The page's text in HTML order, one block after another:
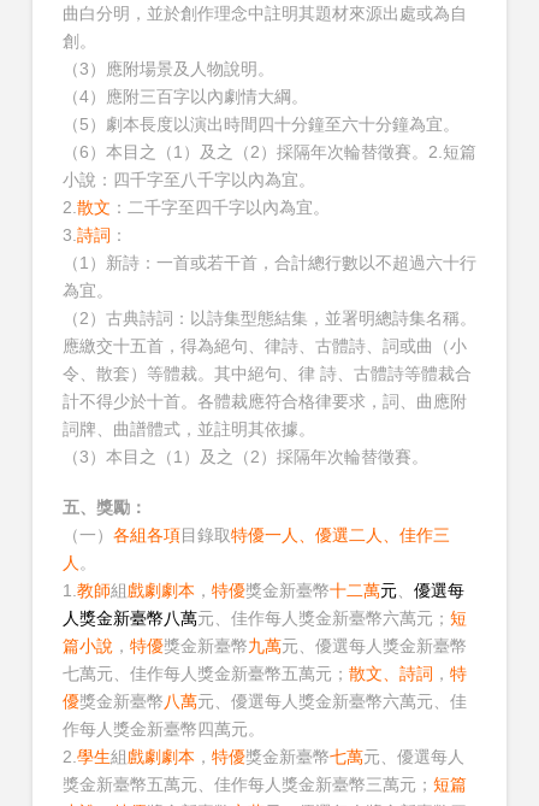
曲白分明，並於創作理念中註明其題材來源出處或為自
創。
（3）應附場景及人物說明。
（4）應附三百字以內劇情大綱。
（5）劇本長度以演出時間四十分鐘至六十分鐘為宜。
（6）本目之（1）及之（2）採隔年次輪替徵賽。2.短篇
小說：四千字至八千字以內為宜。
2.散文 ：二千字至四千字以內為宜。
3.詩詞 ：
（1）新詩：一首或若干首，合計總行數以不超過六十行
為宜。
（2）古典詩詞：以詩集型態結集，並署明總詩集名稱。
應繳交十五首，得為絕句、律詩、古體詩、詞或曲（小
令、散套）等體裁。其中絕句、律 詩、古體詩等體裁合
計不得少於十首。各體裁應符合格律要求，詞、曲應附
詞牌、曲譜體式，並註明其依據。
（3）本目之（1）及之（2）採隔年次輪替徵賽。
五、獎勵：
（一） 各組各項目錄取特優一人、優選二人、佳作三
人 。
1. 教師組戲劇劇本 ， 特優獎金新臺幣十二萬元、 優選每
人獎金新臺幣八萬元、佳作每人獎金新臺幣六萬元； 短
篇小說 ， 特優獎金新臺幣九萬元、優選每人獎金新臺幣
七萬元、佳作每人獎金新臺幣五萬元； 散文、詩詞 ， 特
優獎金新臺幣八萬元、優選每人獎金新臺幣六萬元、佳
作每人獎金新臺幣四萬元。
2. 學生組戲劇劇本 ， 特優獎金新臺幣七萬元、優選每人
獎金新臺幣五萬元、佳作每人獎金新臺幣三萬元； 短篇